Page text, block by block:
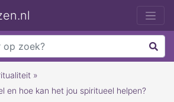
»
en hoe kan het jou spiritueel helpen?